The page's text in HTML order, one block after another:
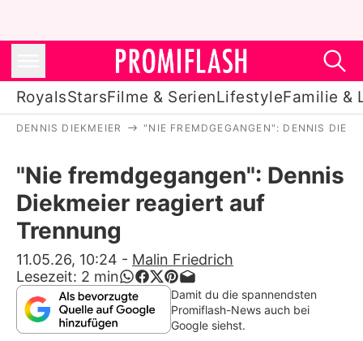
RoyalsStarsFilme & SerienLifestyleFamilie &
Stars
Filme & Serien
Lifestyle
Familie & Liebe
Promiflash Exklusiv
DENNIS DIEKMEIER "NIE FREMDGEGANGEN": DENNIS
"Nie fremdgegangen": Dennis
Diekmeier reagiert auf
Trennung
11.05.26, 10:24 - Malin Friedrich
Lesezeit: 2 min
Damit du die spannendsten
Promiflash-News auch bei
Google siehst.